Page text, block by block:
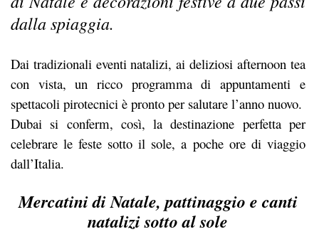
dalla spiaggia.
Dai tradizionali eventi natalizi, ai deliziosi afternoon tea
con vista, un ricco programma di appuntamenti e
spettacoli pirotecnici è pronto per salutare l’anno nuovo.
Dubai si conferm, così, la destinazione perfetta per
celebrare le feste sotto il sole, a poche ore di viaggio
dall’Italia.
Mercatini di Natale, pattinaggio e canti
natalizi sotto al sole